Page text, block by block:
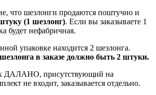
что шезлонги продаются поштучно и
(1 шезлонг). Если вы заказываете 1
будет нефабричная.
упаковке находится 2 шезлонга.
в заказе должно быть 2 штуки.
ДАЛАНО, присутствующий на
не входит, заказывается отдельно.